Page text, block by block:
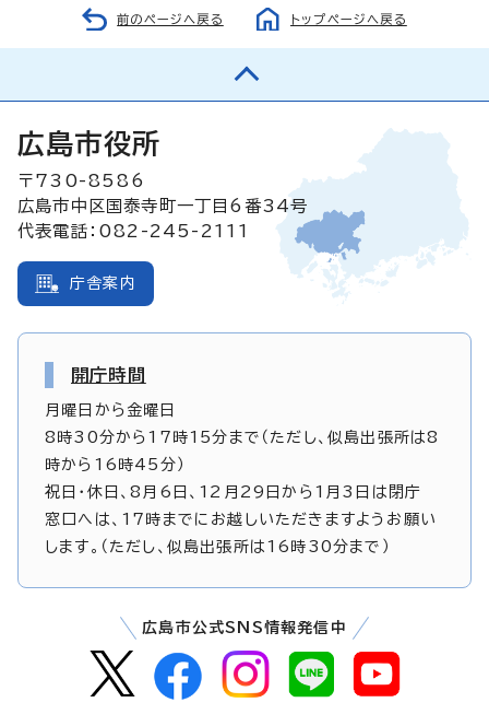
前のページへ戻る トップページへ戻る
広島市役所
〒730-8586
広島市中区国泰寺町一丁目6番34号
代表電話：082-245-2111
庁舎案内
開庁時間
月曜日から金曜日
8時30分から17時15分まで（ただし、似島出張所は8
時から16時45分）
祝日・休日、8月6日、12月29日から1月3日は閉庁
窓口へは、17時までにお越しいただきますようお願い
します。（ただし、似島出張所は16時30分まで）
広島市公式SNS情報発信中